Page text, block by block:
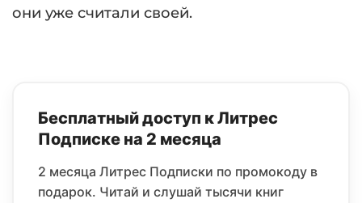
они уже считали своей.
Бесплатный доступ к Литрес
Подписке на 2 месяца
2 месяца Литрес Подписки по промокоду в
подарок. Читай и слушай тысячи книг